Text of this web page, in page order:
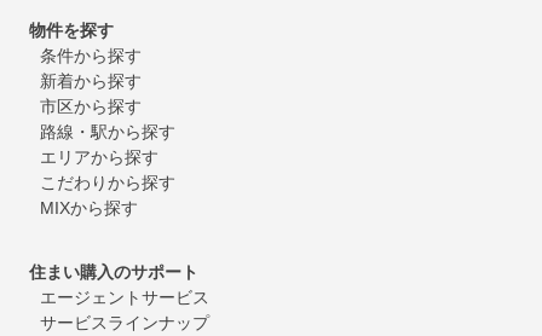
物件を探す
条件から探す
新着から探す
市区から探す
路線・駅から探す
エリアから探す
こだわりから探す
MIXから探す
住まい購入のサポート
エージェントサービス
サービスラインナップ